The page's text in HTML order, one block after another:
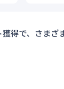
得で、さまざ